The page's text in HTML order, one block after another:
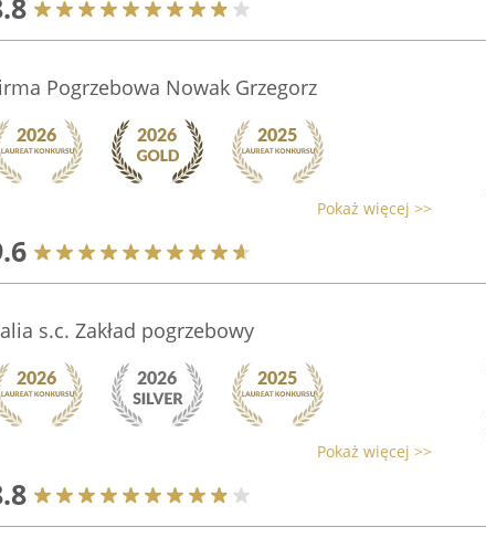
Pogrzebowa Nowak Grzegorz
Pokaż więcej >>
s.c. Zakład pogrzebowy
Pokaż więcej >>